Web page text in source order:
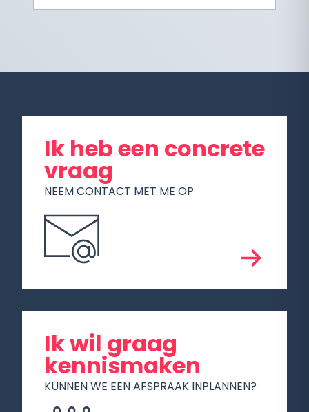
Ik heb een concrete
vraag
NEEM CONTACT MET ME OP
Ik wil graag
kennismaken
KUNNEN WE EEN AFSPRAAK INPLANNEN?